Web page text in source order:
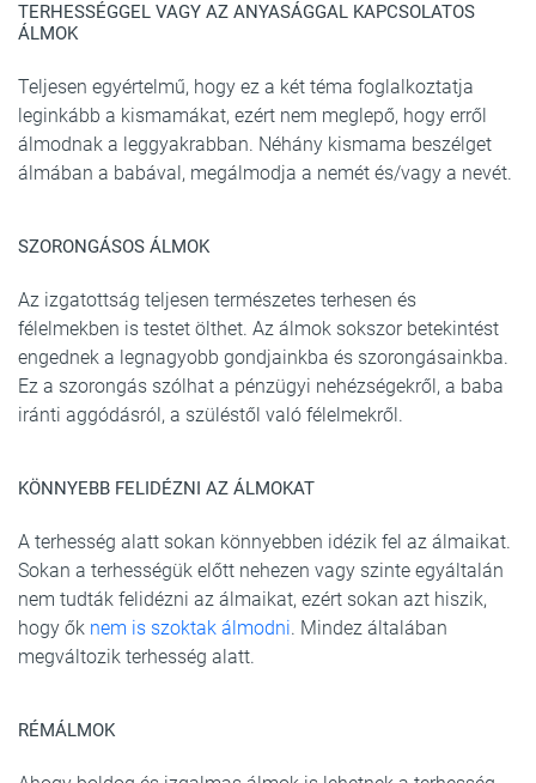
TERHESSÉGGEL VAGY AZ ANYASÁGGAL KAPCSOLATOS
ÁLMOK
Teljesen egyértelmű, hogy ez a két téma foglalkoztatja
leginkább a kismamákat, ezért nem meglepő, hogy erről
álmodnak a leggyakrabban. Néhány kismama beszélget
álmában a babával, megálmodja a nemét és/vagy a nevét.
SZORONGÁSOS ÁLMOK
Az izgatottság teljesen természetes terhesen és
félelmekben is testet ölthet. Az álmok sokszor betekintést
engednek a legnagyobb gondjainkba és szorongásainkba.
Ez a szorongás szólhat a pénzügyi nehézségekről, a baba
iránti aggódásról, a szüléstől való félelmekről.
KÖNNYEBB FELIDÉZNI AZ ÁLMOKAT
A terhesség alatt sokan könnyebben idézik fel az álmaikat.
Sokan a terhességük előtt nehezen vagy szinte egyáltalán
nem tudták felidézni az álmaikat, ezért sokan azt hiszik,
hogy ők nem is szoktak álmodni. Mindez általában
megváltozik terhesség alatt.
RÉMÁLMOK